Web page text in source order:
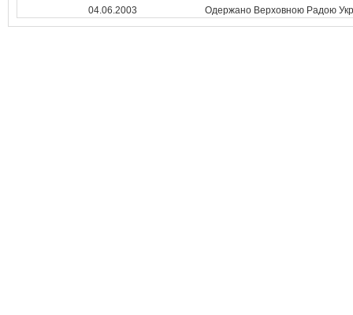
04.06.2003
Одержано Верховною Радою